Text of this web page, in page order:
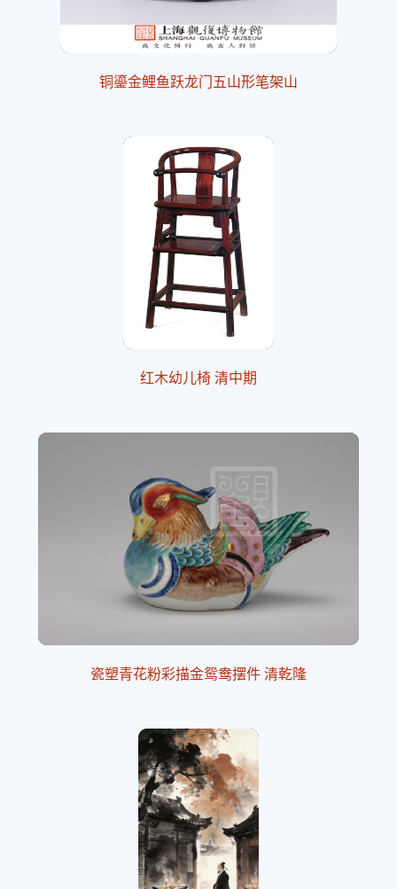
铜鎏金鲤鱼跃龙门五山形笔架山
红木幼儿椅 清中期
瓷塑青花粉彩描金鸳鸯摆件 清乾隆